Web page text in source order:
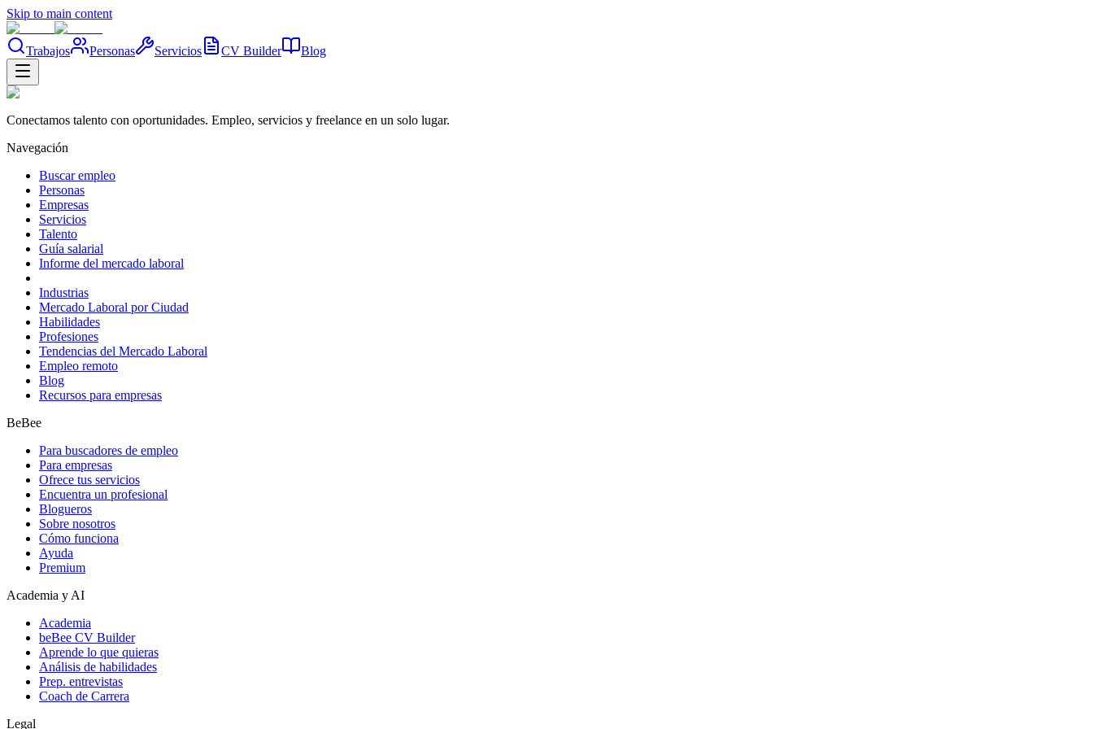
Skip to main content
Trabajos Personas Servicios CV Builder Blog
Conectamos talento con oportunidades. Empleo, servicios y freelance en un solo lugar.
Navegación
Buscar empleo
Personas
Empresas
Servicios
Talento
Guía salarial
Informe del mercado laboral
Industrias
Mercado Laboral por Ciudad
Habilidades
Profesiones
Tendencias del Mercado Laboral
Empleo remoto
Blog
Recursos para empresas
BeBee
Para buscadores de empleo
Para empresas
Ofrece tus servicios
Encuentra un profesional
Blogueros
Sobre nosotros
Cómo funciona
Ayuda
Premium
Academia y AI
Academia
beBee CV Builder
Aprende lo que quieras
Análisis de habilidades
Prep. entrevistas
Coach de Carrera
Legal